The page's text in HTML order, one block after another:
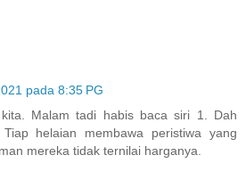
pada 8:35 PG
kita. Malam tadi habis baca siri 1. Dah
helaian membawa peristiwa yang
mereka tidak ternilai harganya.